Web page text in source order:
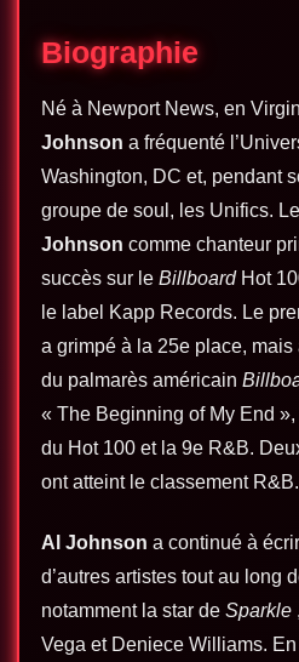
Biographie
Né à Newport News, en
Johnson a fréquenté
Washington, DC et, pendant
groupe de soul, les Unifics.
Johnson comme chanteur
succès sur le BillboardHot
le label Kapp Records. Le
a grimpé à la 25e place,
du palmarès américain
« The Beginning of My End
du Hot 100 et la 9e R&B.
ont atteint le classement R&B.
Al Johnson a continué à
d’autres artistes tout au long
notamment la star de Sparkle
Vega et Deniece Williams.